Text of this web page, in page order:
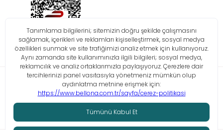
Bilgi Toplumu Hizmetleri KVKK Çerez Politikası İşlem Rehberi